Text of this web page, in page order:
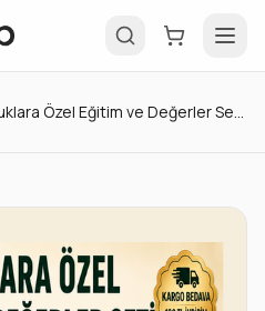
Çocuklara Özel Eğitim ve Değerler Seti (6 Ürün)